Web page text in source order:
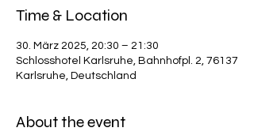
Time & Location
30. März 2025, 20:30 – 21:30
Schlosshotel Karlsruhe, Bahnhofpl. 2, 76137
Karlsruhe, Deutschland
About the event